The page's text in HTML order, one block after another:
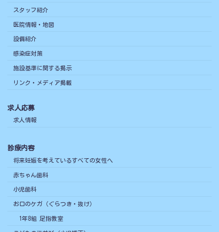
スタッフ紹介
医院情報・地図
設備紹介
感染症対策
施設基準に関する掲示
リンク・メディア掲載
求人応募
求人情報
診療内容
将来妊娠を考えているすべての女性へ
赤ちゃん歯科
小児歯科
お口のケガ（ぐらつき・抜け）
1年8組 足指教室